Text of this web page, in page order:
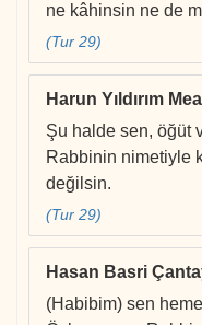
ne kâhinsin ne de
(Tur 29)
Harun Yıldırım
Şu halde sen, öğüt
Rabbinin nimetiyle
değilsin.
(Tur 29)
Hasan Basri
(Habibim) sen